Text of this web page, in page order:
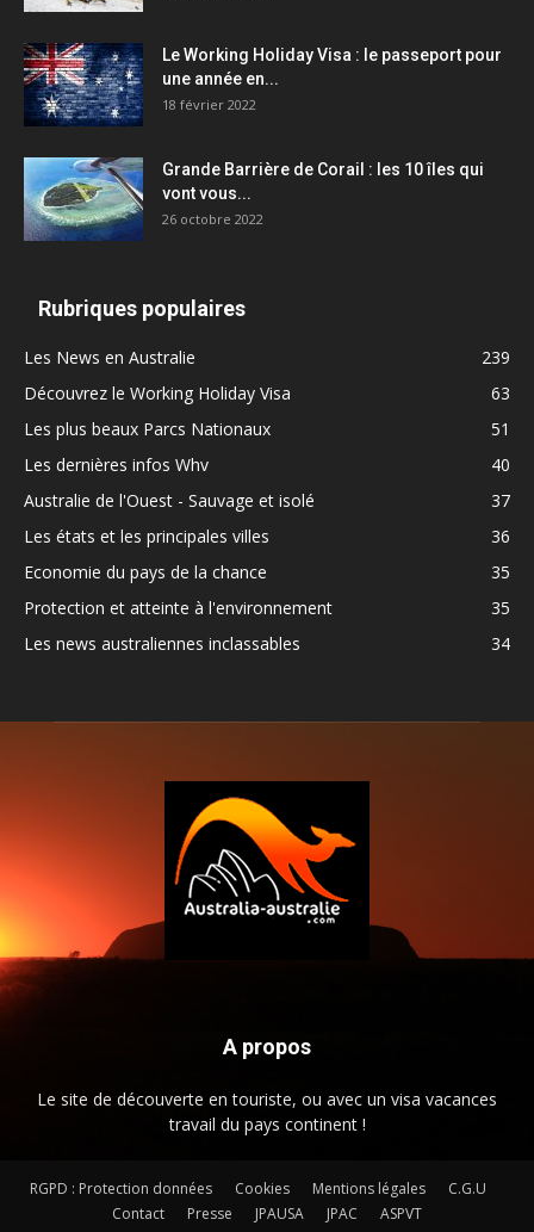
Le Working Holiday Visa : le passeport pour
une année en...
18 février 2022
Grande Barrière de Corail : les 10 îles qui
vont vous...
26 octobre 2022
Rubriques populaires
Les News en Australie
239
Découvrez le Working Holiday Visa
63
Les plus beaux Parcs Nationaux
51
Les dernières infos Whv
40
Australie de l'Ouest - Sauvage et isolé
37
Les états et les principales villes
36
Economie du pays de la chance
35
Protection et atteinte à l'environnement
35
Les news australiennes inclassables
34
A propos
Le site de découverte en touriste, ou avec un visa vacances
travail du pays continent !
RGPD : Protection données Cookies Mentions légales
C.G.U
Contact
Presse JPAUSA JPAC ASPVT